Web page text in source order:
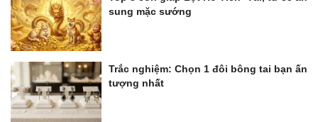
sung mặc sướng
Trắc nghiệm: Chọn 1 đôi bông tai bạn ấn
tượng nhất